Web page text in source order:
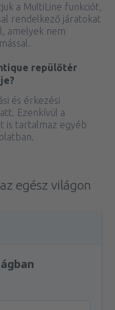
a MultiLine funkciót,
rendelkező járatokat
amelyek nem
repülőtér
és érkezési
Ezenkívül a
is tartalmaz egyéb
egész világon